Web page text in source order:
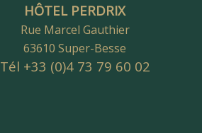
HÔTEL PERDRIX
Rue Marcel Gauthier
63610 Super-Besse
Tél +33 (0)4 73 79 60 02